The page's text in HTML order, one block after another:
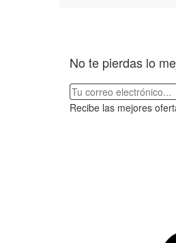
No te pierdas lo
Recibe las mejores